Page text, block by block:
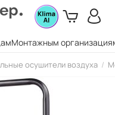
Монтажным
осушители воздуха /